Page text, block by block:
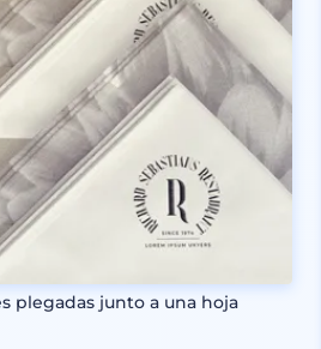
plegadas junto a una hoja